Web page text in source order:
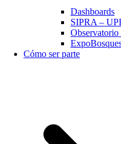
Dashboards
SIPRA –
Observatorio
Cómo ser parte